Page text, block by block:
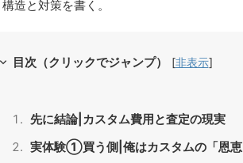
造と対策を書く。
目次（クリックでジャンプ） [非表示]
先に結論|カスタム費用と査定の現実
実体験①買う側|俺はカスタムの「恩恵